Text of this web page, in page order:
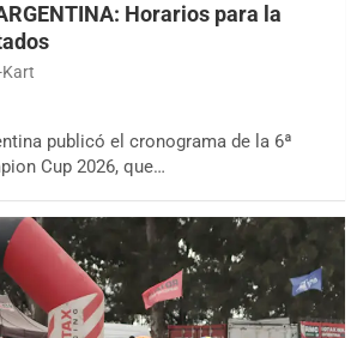
Horarios para la
Kart
publicó el cronograma de la 6ª
Cup 2026, que…